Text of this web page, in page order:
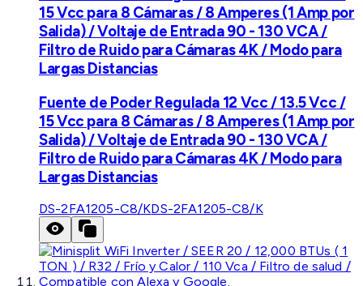
15 Vcc para 8 Cámaras / 8 Amperes (1 Amp por
Salida) / Voltaje de Entrada 90 - 130 VCA /
Filtro de Ruido para Cámaras 4K / Modo para
Largas Distancias
Fuente de Poder Regulada 12 Vcc / 13.5 Vcc /
15 Vcc para 8 Cámaras / 8 Amperes (1 Amp por
Salida) / Voltaje de Entrada 90 - 130 VCA /
Filtro de Ruido para Cámaras 4K / Modo para
Largas Distancias
DS-2FA1205-C8/KDS-2FA1205-C8/K